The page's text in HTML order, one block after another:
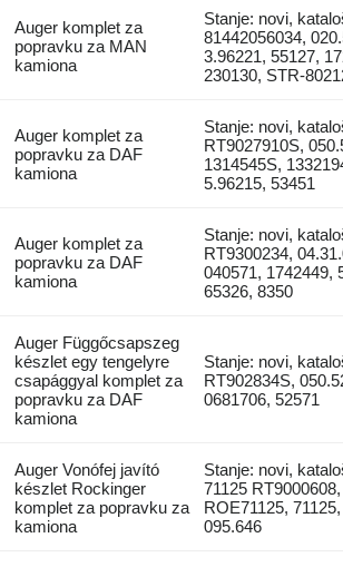
Auger komplet za
popravku za MAN
kamiona
Stanje: novi,
81442056034,
3.96221, 55127,
230130, STR-
Auger komplet za
popravku za DAF
kamiona
Stanje: novi,
RT9027910S,
1314545S,
5.96215, 53451
Auger komplet za
popravku za DAF
kamiona
Stanje: novi,
RT9300234,
040571, 1742449,
65326, 8350
Auger Függőcsapszeg
készlet egy tengelyre
csapággyal komplet za
popravku za DAF
kamiona
Stanje: novi,
RT902834S,
0681706, 52571
Auger Vonófej javító
készlet Rockinger
komplet za popravku za
kamiona
Stanje: novi,
71125 RT9000608,
ROE71125,
095.646